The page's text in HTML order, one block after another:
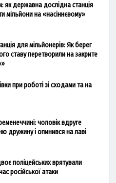
як державна дослідна станція
мільйони на «насіннєвому»
для мільйонерів: Як берег
ставу перетворили на закрите
при роботі зі сходами та на
чоловік вдруге
дружину і опинився на лаві
поліцейських врятували
російської атаки